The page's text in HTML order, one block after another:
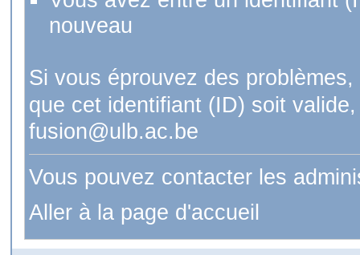
nouveau
Si vous éprouvez des
que cet identifiant (ID) soit
fusion@ulb.ac.be
Vous pouvez contacter les
Aller à la page d'accueil